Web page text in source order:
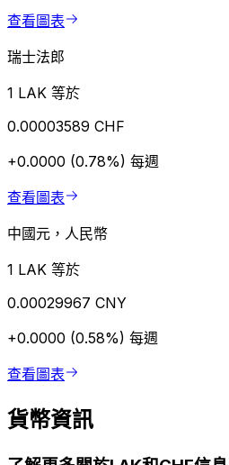
查看圖表
瑞士法郎
1 LAK 等於
0.00003589 CHF
+0.0000 (0.78%) 每週
查看圖表
中國元，人民幣
1 LAK 等於
0.00029967 CNY
+0.0000 (0.58%) 每週
查看圖表
貨幣資訊